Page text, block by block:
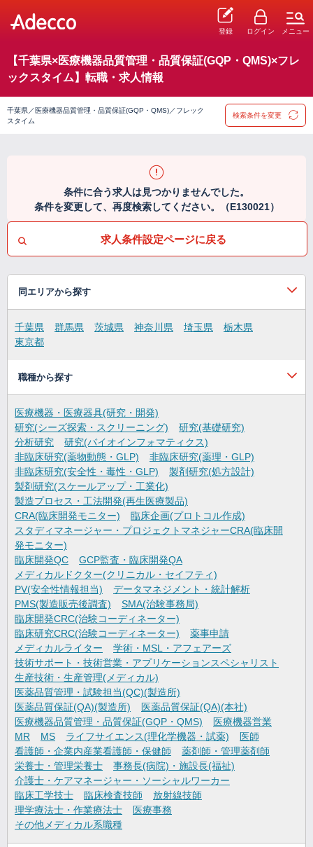
登録 ログイン メニュー
【千葉県×医療機器品質管理・品質保証(GQP・QMS)×フレ
ックスタイム】転職・求人情報
千葉県／医療機器品質管理・品質保証(GQP・QMS)／フレック
スタイム
検索条件を変更
条件に合う求人は見つかりませんでした。
条件を変更して、再度検索してください。（E130021）
求人条件設定ページに戻る
同エリアから探す
千葉県 群馬県 茨城県 神奈川県 埼玉県
栃木県
東京都
職種から探す
医療機器・医療器具(研究・開発)
研究(シーズ探索・スクリーニング)
研究(基礎研究)
分析研究
研究(バイオインフォマティクス)
非臨床研究(薬物動態・GLP)
非臨床研究(薬理・GLP)
非臨床研究(安全性・毒性・GLP)
製剤研究(処方設計)
製剤研究(スケールアップ・工業化)
製造プロセス・工法開発(再生医療製品)
CRA(臨床開発モニター)
臨床企画(プロトコル作成)
スタディマネージャー・プロジェクトマネジャーCRA(臨床開
発モニター)
臨床開発QC
GCP監査・臨床開発QA
メディカルドクター(クリニカル・セイフティ)
PV(安全性情報担当)
データマネジメント・統計解析
PMS(製造販売後調査)
SMA(治験事務局)
臨床開発CRC(治験コーディネーター)
臨床研究CRC(治験コーディネーター)
薬事申請
メディカルライター
学術・MSL・アフェアーズ
技術サポート・技術営業・アプリケーションスペシャリスト
生産技術・生産管理(メディカル)
医薬品質管理・試験担当(QC)(製造所)
医薬品質保証(QA)(製造所)
医薬品質保証(QA)(本社)
医療機器品質管理・品質保証(GQP・QMS)
医療機器営業
MR
MS ライフサイエンス(理化学機器・試薬)
医師
看護師・企業内産業看護師・保健師
薬剤師・管理薬剤師
栄養士・管理栄養士
事務長(病院)・施設長(福祉)
介護士・ケアマネージャー・ソーシャルワーカー
臨床工学技士
臨床検査技師
放射線技師
理学療法士・作業療法士
医療事務
その他メディカル系職種